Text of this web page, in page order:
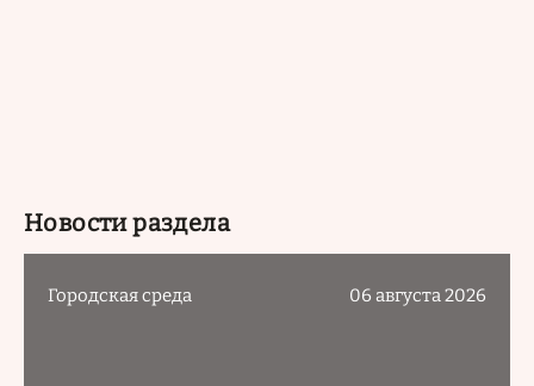
Новости раздела
Городская среда 06 августа 2026